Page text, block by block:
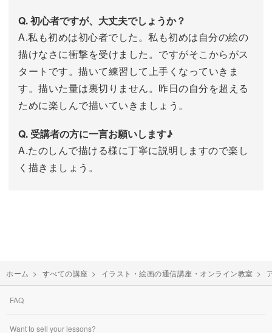
Q. 初心者ですが、大丈夫でしょうか？
A.私も初めは初心者でした。私も初めは自分の絵の
描けなさに衝撃を受けました。ですがそこからがス
タートです。描いて練習して上手くなっていきま
す。描いた量は裏切りません。昨日の自分を超える
ために楽しんで描いていきましょう。
Q. 受講者の方に一言お願いします♪
A.たのしんで描ける様に丁寧に説明しますので楽し
く描きましょう。
ホーム > すべての講座 > イラスト・絵画の通信講座・オンライン教室 >
FAQ
Want to sell your lessons?